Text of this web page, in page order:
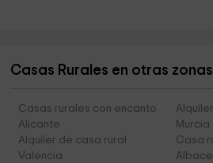
Casas Rurales en otras
Casas rurales con encanto
Alicante
Murcia
Alquiler de casa rural
Valencia
Casa